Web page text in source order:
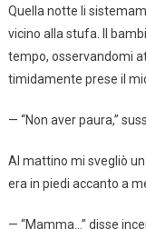
Quella notte li
vicino alla stufa. Il
tempo, osservandomi
timidamente prese il
— “Non aver paura,”
Al mattino mi svegliò
era in piedi accanto a
— “Mamma…” disse